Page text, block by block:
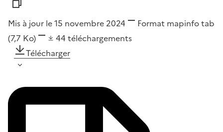
Mis à jour le 15 novembre 2024 Format mapinfo tab
(7,7 Ko)
44 téléchargements
Télécharger